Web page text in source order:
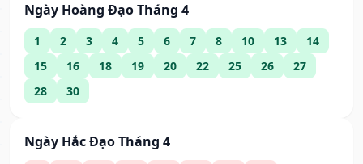
Ngày Hoàng Đạo Tháng 4
1 2 3 4 5 6 7 8 10 13
14
15
16 18 19 20 22 25 26
27
28
30
Ngày Hắc Đạo Tháng 4